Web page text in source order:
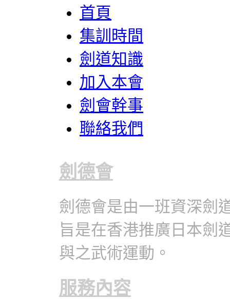
首頁
集訓時間
劍道知識
加入本會
劍會幹事
聯絡我們
劍德會
劍德會是由一班資深劍
旨是在香港推廣日本劍
與之武術運動。
服務內容